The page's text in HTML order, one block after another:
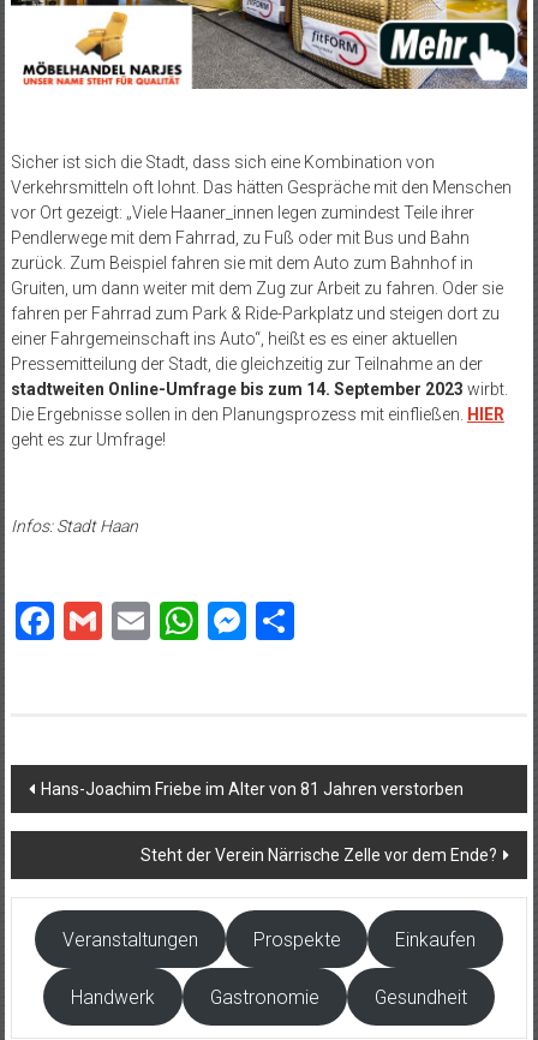
Sicher ist sich die Stadt, dass sich eine Kombination von
Verkehrsmitteln oft lohnt. Das hätten Gespräche mit den Menschen
vor Ort gezeigt: „Viele Haaner_innen legen zumindest Teile ihrer
Pendlerwege mit dem Fahrrad, zu Fuß oder mit Bus und Bahn
zurück. Zum Beispiel fahren sie mit dem Auto zum Bahnhof in
Gruiten, um dann weiter mit dem Zug zur Arbeit zu fahren. Oder sie
fahren per Fahrrad zum Park & Ride-Parkplatz und steigen dort zu
einer Fahrgemeinschaft ins Auto“, heißt es es einer aktuellen
Pressemitteilung der Stadt, die gleichzeitig zur Teilnahme an der
stadtweiten Online-Umfrage bis zum 14. September 2023 wirbt.
Die Ergebnisse sollen in den Planungsprozess mit einfließen. HIER
geht es zur Umfrage!
Infos: Stadt Haan
Facebook
GmailEmailWhatsApp
Messenger
Beitragsnavigation
Hans-Joachim Friebe im Alter von 81 Jahren verstorben
Steht der Verein Närrische Zelle vor dem Ende?
Veranstaltungen Prospekte Einkaufen
Handwerk Gastronomie Gesundheit